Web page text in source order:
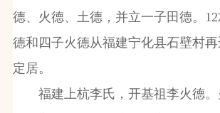
德、火德、土德，并立一子田德。
德和四子火德从福建宁化县石壁村
定居。
福建上杭李氏，开基祖李火德。